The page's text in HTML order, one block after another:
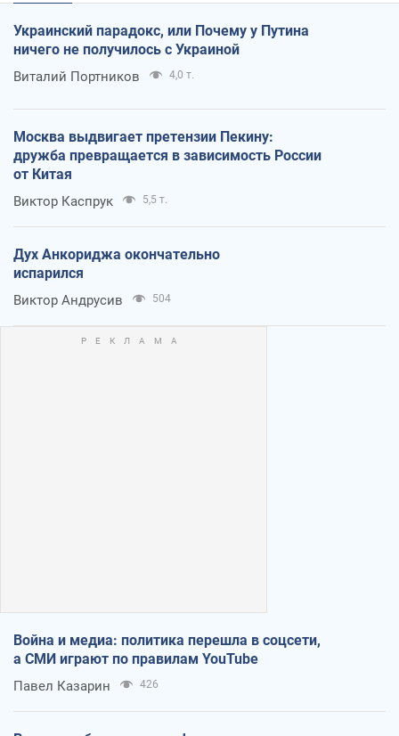
Украинский парадокс, или Почему у Путина
ничего не получилось с Украиной
Виталий Портников 4,0 т.
Москва выдвигает претензии Пекину:
дружба превращается в зависимость России
от Китая
Виктор Каспрук 5,5 т.
Дух Анкориджа окончательно
испарился
Виктор Андрусив 504
Война и медиа: политика перешла в соцсети,
а СМИ играют по правилам YouTube
Павел Казарин 426